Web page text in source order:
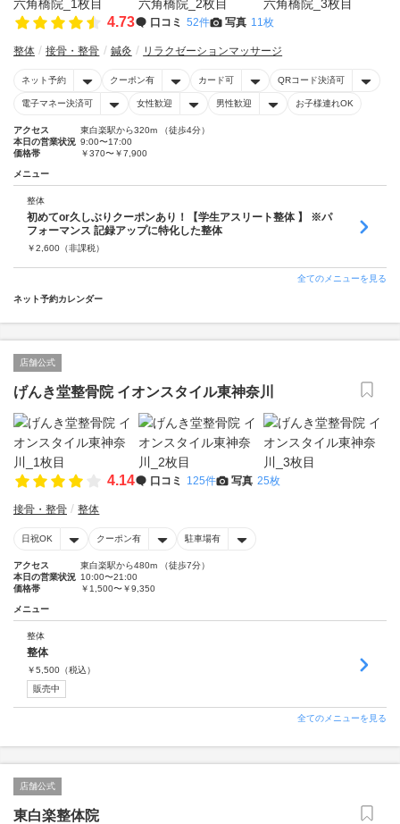
4.73 口コミ 52件 写真 11枚
整体 接骨・整骨 鍼灸 リラクゼーションマッサージ
ネット予約 クーポン有 カード可 QRコード決済可
電子マネー決済可 女性歓迎 男性歓迎 お子様連れOK
アクセス
東白楽駅から320m （徒歩4分）
本日の営業状況 9:00〜17:00
価格帯
￥370〜￥7,900
メニュー
整体
初めてor久しぶりクーポンあり！【学生アスリート整体 】 ※パ
フォーマンス 記録アップに特化した整体
￥2,600 （非課税）
全てのメニューを見る
ネット予約カレンダー
店舗公式
げんき堂整骨院 イオンスタイル東神奈川
4.14 口コミ 125件 写真 25枚
接骨・整骨 整体
日祝OK クーポン有 駐車場有
アクセス
東白楽駅から480m （徒歩7分）
本日の営業状況 10:00〜21:00
価格帯
￥1,500〜￥9,350
メニュー
整体
整体
￥5,500 （税込）
販売中
全てのメニューを見る
店舗公式
東白楽整体院